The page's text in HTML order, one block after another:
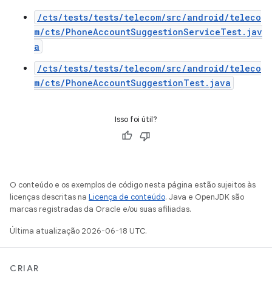
/cts/tests/tests/telecom/src/android/teleco
m/cts/PhoneAccountSuggestionServiceTest.jav
a
/cts/tests/tests/telecom/src/android/teleco
m/cts/PhoneAccountSuggestionTest.java
Isso foi útil?
O conteúdo e os exemplos de código nesta página estão sujeitos às
licenças descritas na Licença de conteúdo. Java e OpenJDK são
marcas registradas da Oracle e/ou suas afiliadas.
Última atualização 2026-06-18 UTC.
CRIAR